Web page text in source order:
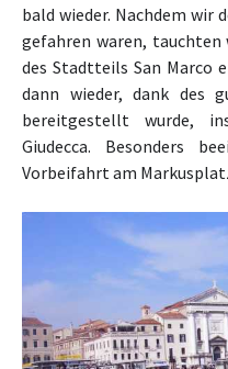
bald wieder. Nachdem wir
gefahren waren, tauchten
des Stadtteils San Marco
dann wieder, dank des
bereitgestellt wurde,
Giudecca. Besonders
Vorbeifahrt am